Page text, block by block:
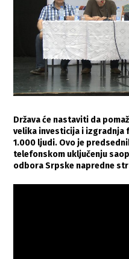
Država će nastaviti da
velika investicija i
1.000 ljudi. Ovo je
telefonskom uključenju
odbora Srpske napredne